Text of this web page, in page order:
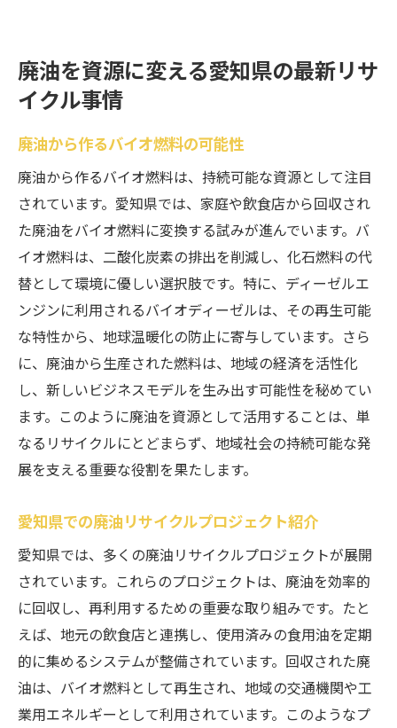
廃油を資源に変える愛知県の最新リサ
イクル事情
廃油から作るバイオ燃料の可能性
廃油から作るバイオ燃料は、持続可能な資源として注目
されています。愛知県では、家庭や飲食店から回収され
た廃油をバイオ燃料に変換する試みが進んでいます。バ
イオ燃料は、二酸化炭素の排出を削減し、化石燃料の代
替として環境に優しい選択肢です。特に、ディーゼルエ
ンジンに利用されるバイオディーゼルは、その再生可能
な特性から、地球温暖化の防止に寄与しています。さら
に、廃油から生産された燃料は、地域の経済を活性化
し、新しいビジネスモデルを生み出す可能性を秘めてい
ます。このように廃油を資源として活用することは、単
なるリサイクルにとどまらず、地域社会の持続可能な発
展を支える重要な役割を果たします。
愛知県での廃油リサイクルプロジェクト紹介
愛知県では、多くの廃油リサイクルプロジェクトが展開
されています。これらのプロジェクトは、廃油を効率的
に回収し、再利用するための重要な取り組みです。たと
えば、地元の飲食店と連携し、使用済みの食用油を定期
的に集めるシステムが整備されています。回収された廃
油は、バイオ燃料として再生され、地域の交通機関や工
業用エネルギーとして利用されています。このようなプ